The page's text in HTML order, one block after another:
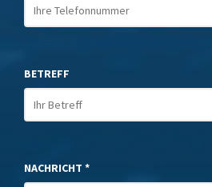
BETREFF
NACHRICHT *